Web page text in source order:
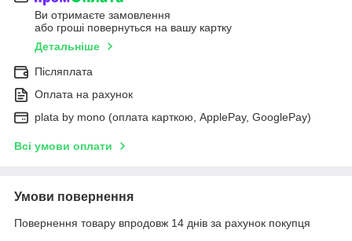
Ви отримаєте замовлення
або гроші повернуться на вашу картку
Детальніше
Післяплата
Оплата на рахунок
plata by mono (оплата карткою, ApplePay, GooglePay)
Всі умови оплати
Умови повернення
Повернення товару впродовж 14 днів за рахунок покупця